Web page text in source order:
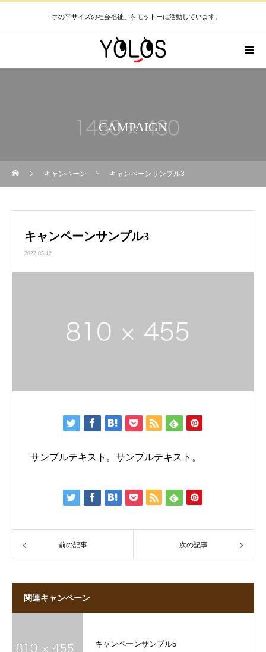
「手の平サイズの社会福祉」をモットーに活動しています。
CAMPAIGN
キャンペーン キャンペーンサンプル3
キャンペーンサンプル3
2022.05.12
サンプルテキスト。サンプルテキスト。
前の記事 次の記事
関連キャンペーン
キャンペーンサンプル5